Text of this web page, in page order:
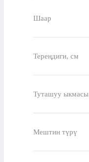
Шаар
Тереңдиги, см
Туташуу ыкмасы
Мештин түрү